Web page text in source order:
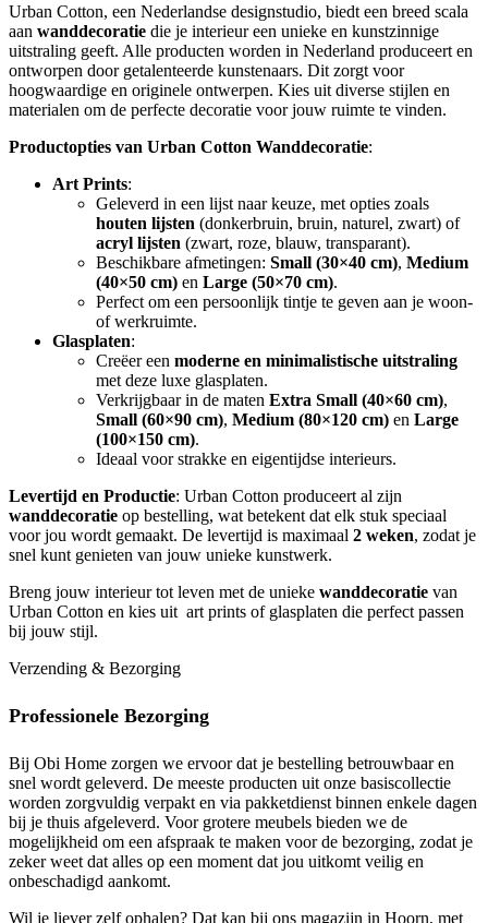
Urban Cotton, een Nederlandse designstudio, biedt een breed scala
aan wanddecoratie die je interieur een unieke en kunstzinnige
uitstraling geeft. Alle producten worden in Nederland produceert en
ontworpen door getalenteerde kunstenaars. Dit zorgt voor
hoogwaardige en originele ontwerpen. Kies uit diverse stijlen en
materialen om de perfecte decoratie voor jouw ruimte te vinden.
Productopties van Urban Cotton Wanddecoratie:
Art Prints:
Geleverd in een lijst naar keuze, met opties zoals
houten lijsten (donkerbruin, bruin, naturel, zwart) of
acryl lijsten (zwart, roze, blauw, transparant).
Beschikbare afmetingen: Small (30×40 cm), Medium
(40×50 cm) en Large (50×70 cm).
Perfect om een persoonlijk tintje te geven aan je woon-
of werkruimte.
Glasplaten:
Creëer een moderne en minimalistische uitstraling
met deze luxe glasplaten.
Verkrijgbaar in de maten Extra Small (40×60 cm),
Small (60×90 cm), Medium (80×120 cm) en Large
(100×150 cm).
Ideaal voor strakke en eigentijdse interieurs.
Levertijd en Productie: Urban Cotton produceert al zijn
wanddecoratie op bestelling, wat betekent dat elk stuk speciaal
voor jou wordt gemaakt. De levertijd is maximaal 2 weken, zodat je
snel kunt genieten van jouw unieke kunstwerk.
Breng jouw interieur tot leven met de unieke wanddecoratie van
Urban Cotton en kies uit art prints of glasplaten die perfect passen
bij jouw stijl.
Verzending & Bezorging
Professionele Bezorging
Bij Obi Home zorgen we ervoor dat je bestelling betrouwbaar en
snel wordt geleverd. De meeste producten uit onze basiscollectie
worden zorgvuldig verpakt en via pakketdienst binnen enkele dagen
bij je thuis afgeleverd. Voor grotere meubels bieden we de
mogelijkheid om een afspraak te maken voor de bezorging, zodat je
zeker weet dat alles op een moment dat jou uitkomt veilig en
onbeschadigd aankomt.
Wil je liever zelf ophalen? Dat kan bij ons magazijn in Hoorn, met